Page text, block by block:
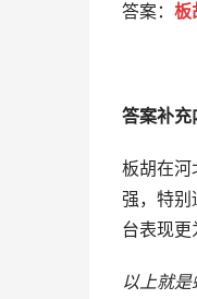
答案： 板
答案补充
板胡在河
强，特别
台表现更
以上就